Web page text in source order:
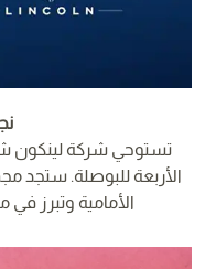
تستوحي شركة لينكون
الأربعة للبوصلة. ستجد
الأمامية وتبرز